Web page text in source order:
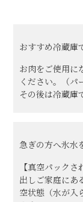
配送・送料
熨斗・カード
常陸牛とは？
ショップ一覧
おすすめ冷蔵庫
お肉をご使用に
ください。（パ
その後は冷蔵庫
急ぎの方へ氷水
【真空パック
出しご家庭にあ
空状態（水が入